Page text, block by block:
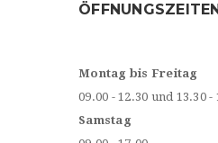
Montag bis Freitag
09.00 - 12.30 und 13.30 -
Samstag